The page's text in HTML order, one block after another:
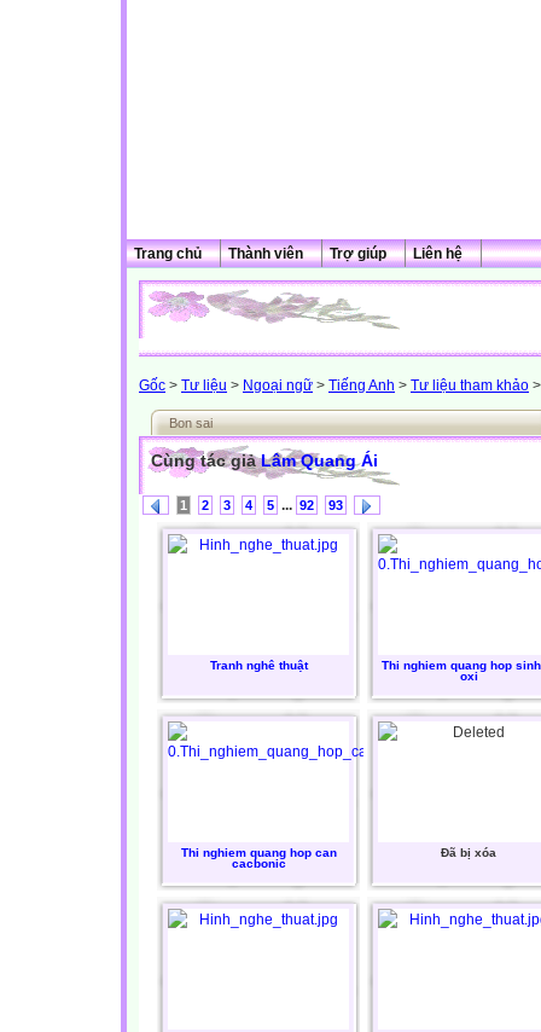
Trang chủ Thành viên Trợ giúp Liên hệ
Gốc > Tư liệu > Ngoại ngữ > Tiếng Anh > Tư liệu tham khảo >
Bon sai
Cùng tác giảLâm Quang Ái
1 2 3 4 5 ... 92 93
Tranh nghê thuật
Thi nghiem quang hop
oxi
Thi nghiem quang hop can
cacbonic
Đã bị xóa